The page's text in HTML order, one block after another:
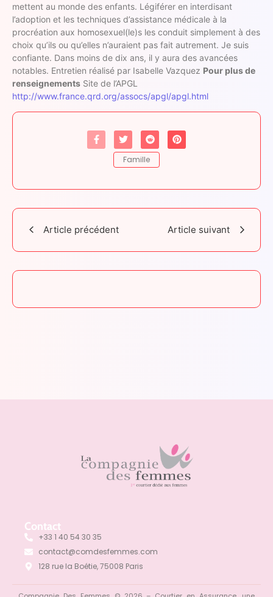
mettent au monde des enfants. Légiférer en interdisant
l’adoption et les techniques d’assistance médicale à la
procréation aux homosexuel(le)s les conduit simplement à des
choix qu’ils ou qu’elles n’auraient pas fait autrement. Je suis
confiante. Dans moins de dix ans, il y aura des avancées
notables. Entretien réalisé par Isabelle Vazquez Pour plus de
renseignements Site de l’APGL
http://www.france.qrd.org/assocs/apgl/apgl.html
Famille
Article précédent Article suivant
Contact
+33 1 40 54 30 35
contact@comdesfemmes.com
128 rue la Boétie, 75008 Paris